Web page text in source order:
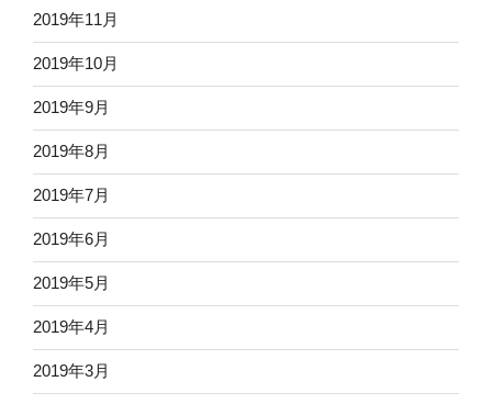
2019年11月
2019年10月
2019年9月
2019年8月
2019年7月
2019年6月
2019年5月
2019年4月
2019年3月